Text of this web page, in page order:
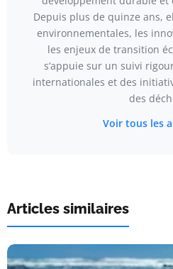
Depuis plus de quinze ans,
environnementales, les
les enjeux de transition
s’appuie sur un suivi
internationales et des
des
Voir tous les
Articles similaires